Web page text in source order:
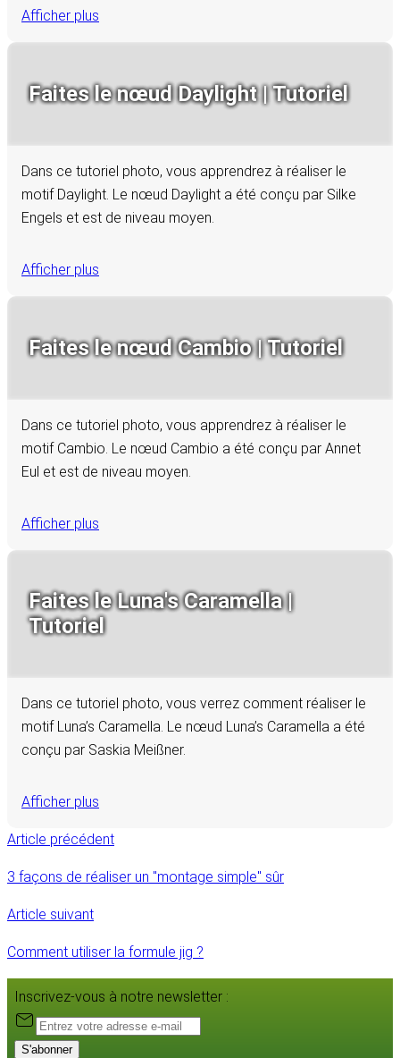
Afficher plus
Faites le nœud Daylight | Tutoriel
Dans ce tutoriel photo, vous apprendrez à réaliser le
motif Daylight. Le nœud Daylight a été conçu par Silke
Engels et est de niveau moyen.
Afficher plus
Faites le nœud Cambio | Tutoriel
Dans ce tutoriel photo, vous apprendrez à réaliser le
motif Cambio. Le nœud Cambio a été conçu par Annet
Eul et est de niveau moyen.
Afficher plus
Faites le Luna's Caramella |
Tutoriel
Dans ce tutoriel photo, vous verrez comment réaliser le
motif Luna’s Caramella. Le nœud Luna’s Caramella a été
conçu par Saskia Meißner.
Afficher plus
Article précédent
3 façons de réaliser un "montage simple" sûr
Article suivant
Comment utiliser la formule jig ?
Inscrivez-vous à notre newsletter :
S'abonner